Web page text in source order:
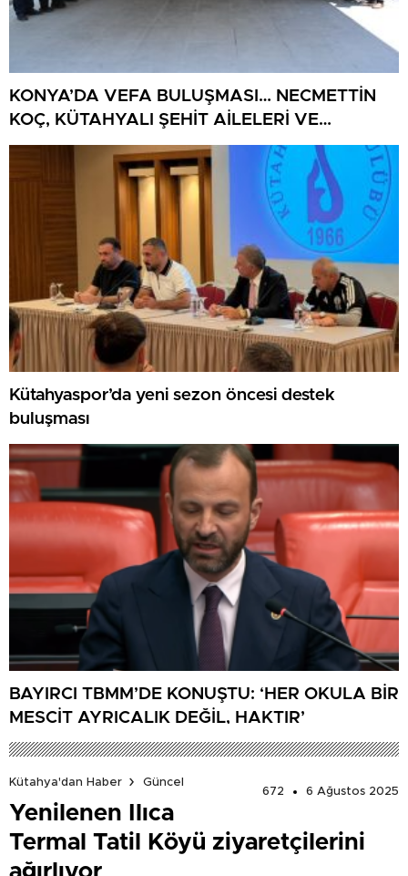
KONYA’DA VEFA BULUŞMASI… NECMETTİN
KOÇ, KÜTAHYALI ŞEHİT AİLELERİ VE
GAZİLERİ AĞIRLADI
Kütahyaspor’da yeni sezon öncesi destek
buluşması
BAYIRCI TBMM’DE KONUŞTU: ‘HER OKULA BİR
MESCİT AYRICALIK DEĞİL, HAKTIR’
Kütahya'dan Haber
Güncel
672
6 Ağustos 2025
Yenilenen Ilıca
Termal Tatil Köyü ziyaretçilerini